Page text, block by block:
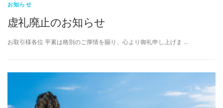
お知らせ
虚礼廃止のお知らせ
お取引様各位 平素は格別のご厚情を賜り、心より御礼申し上げま …